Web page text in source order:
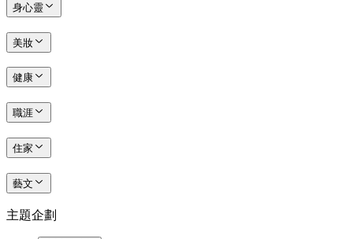
身心靈
美妝
健康
職涯
住家
藝文
主題企劃